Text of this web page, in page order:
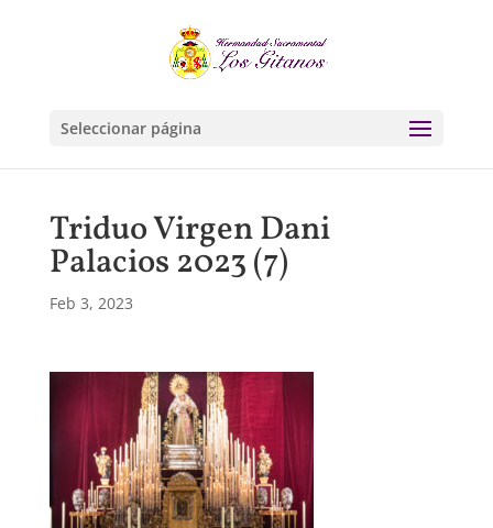
Seleccionar página
Triduo Virgen Dani
Palacios 2023 (7)
Feb 3, 2023